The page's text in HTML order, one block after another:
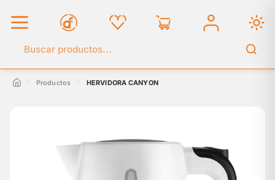
Buscar en el catálogo
Productos HERVIDORA CANYON